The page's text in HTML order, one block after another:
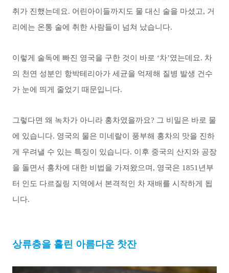
취가 진했는데요. 어린아이들까지도 물 대신 술을 마셨고, 거
리에는 온통 술에 취한 사람들이 넘쳐 났습니다.
이렇게 술독에 빠진 영국을 구한 것이 바로 ‘차’였는데요. 차
의 천연 성분인 항박테리아가 세균을 억제해 질병 발생 건수
가 눈에 띄게 줄었기 때문입니다.
그렇다면 왜 녹차가 아니라 홍차였을까요? 그 비밀은 바로 물
에 있습니다. 영국의 물은 미네랄이 풍부해 홍차의 맛을 진하
게 우려낼 수 있는 특징이 있습니다. 이후 중국의 산지와 공장
을 돌면서 홍차에 대한 비법을 가져왔으며, 영국은 1851년부
터 인도 다르질링 지역에서 본격적인 차 재배를 시작하게 됩
니다.
상류층을 홀린 아름다운 찻잔